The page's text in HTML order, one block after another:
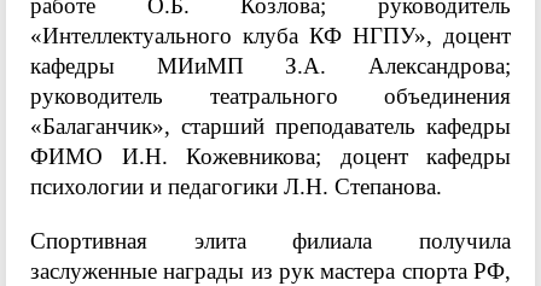
работе О.Б. Козлова; руководитель
«Интеллектуального клуба КФ НГПУ», доцент
кафедры МИиМП З.А. Александрова;
руководитель театрального объединения
«Балаганчик», старший преподаватель кафедры
ФИМО И.Н. Кожевникова; доцент кафедры
психологии и педагогики Л.Н. Степанова.
Спортивная элита филиала получила
заслуженные награды из рук мастера спорта РФ,